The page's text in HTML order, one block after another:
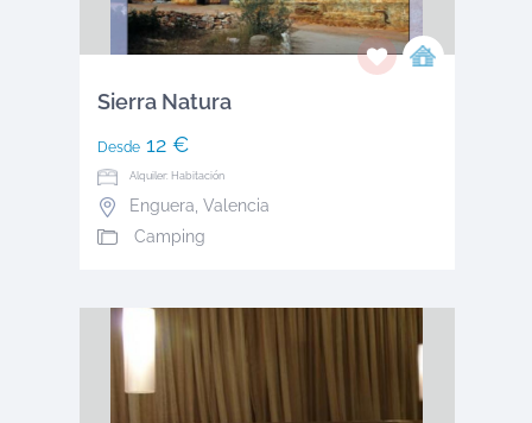
Sierra Natura
Desde12 €
Alquiler: Habitación
Enguera, Valencia
Camping